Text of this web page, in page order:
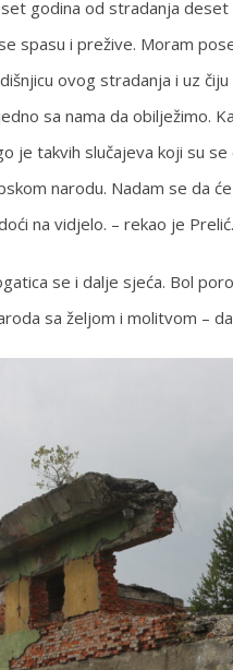
godina od stradanja
spasu i prežive. Moram
ovog stradanja i uz
sa nama da obilježimo.
je takvih slučajeva koji su
narodu. Nadam se da
na vidjelo. – rekao je Prelić.
se i dalje sjeća. Bol
sa željom i molitvom –